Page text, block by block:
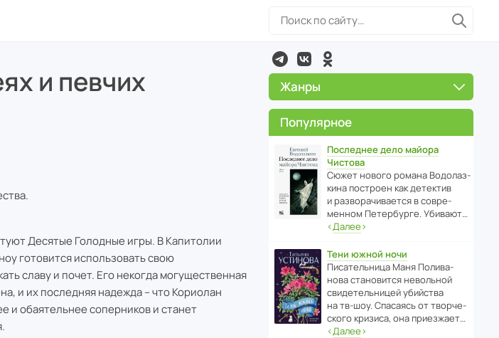
и певчих
Десятые Голодные игры. В Капитолии
готовится использовать свою
славу и почет. Его некогда могущественная
и их последняя надежда – что Кориолан
и обаятельнее соперников и станет
Жанры
Популярное
Последнее дело майора
Чистова
Сюжет нового романа Водо­ла­з­
кина пост­роен как дете­ктив
и разво­ра­чи­ва­ется в совре­
менном Пете­р­бурге. Убивают…
‹Далее›
Тени южной ночи
Писа­тель­ница Маня Поли­ва­
нова стано­вится невольной
свиде­тель­ницей убийства
на тв-шоу. Спасаясь от твор­че­
с­кого кризиса, она приезжает…
‹Далее›